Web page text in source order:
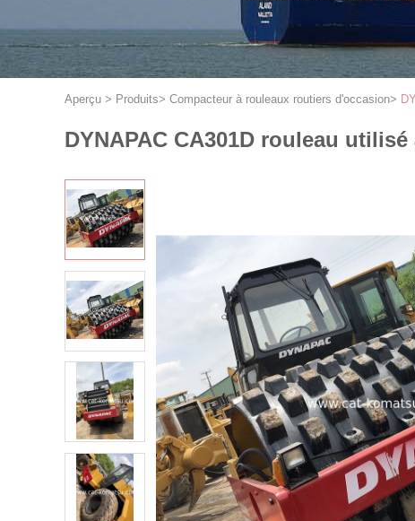
Aperçu > Produits> Compacteur à rouleaux routiers d'occasion>
DYNAPAC CA301D rouleau